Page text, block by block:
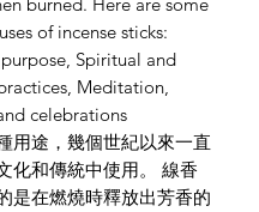
of incense sticks:
Spiritual and
Meditation,
celebrations
用途，幾個世紀以來一直
化和傳統中使用。 線香
是在燃燒時釋放出芳香的